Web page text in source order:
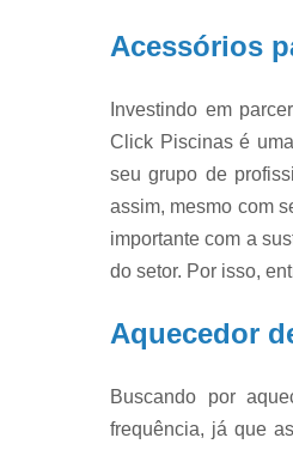
Acessórios
Investindo em
Click Piscinas é
seu grupo de
assim, mesmo com
importante com a
do setor. Por isso,
Aquecedor
Buscando por
frequência, já que